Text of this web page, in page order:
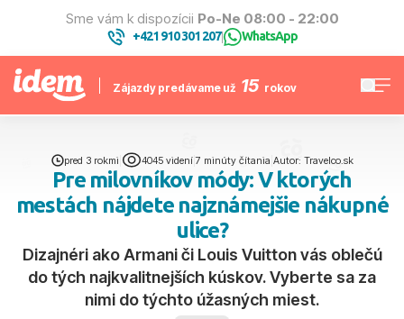
Sme vám k dispozícii Po-Ne 08:00 - 22:00
+421 910 301 207| WhatsApp
Zájazdy predávame už 15 rokov
pred 3 rokmi 4045 videní|7 minúty čítania Autor: Travelco.sk
Pre milovníkov módy: V ktorých
mestách nájdete najznámejšie nákupné
ulice?
Dizajnéri ako Armani či Louis Vuitton vás oblečú
do tých najkvalitnejších kúskov. Vyberte sa za
nimi do týchto úžasných miest.